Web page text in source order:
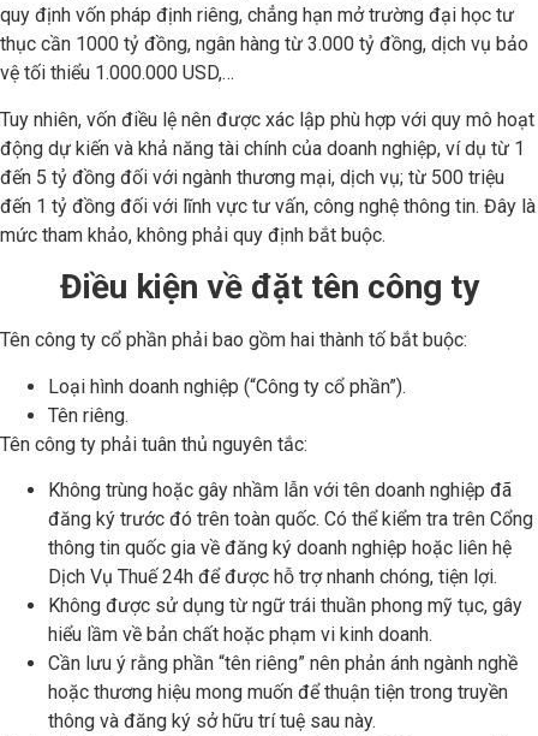
quy định vốn pháp định riêng, chẳng hạn mở trường đại học tư
thục cần 1000 tỷ đồng, ngân hàng từ 3.000 tỷ đồng, dịch vụ bảo
vệ tối thiểu 1.000.000 USD,…
Tuy nhiên, vốn điều lệ nên được xác lập phù hợp với quy mô hoạt
động dự kiến và khả năng tài chính của doanh nghiệp, ví dụ từ 1
đến 5 tỷ đồng đối với ngành thương mại, dịch vụ; từ 500 triệu
đến 1 tỷ đồng đối với lĩnh vực tư vấn, công nghệ thông tin. Đây là
mức tham khảo, không phải quy định bắt buộc.
Điều kiện về đặt tên công ty
Tên công ty cổ phần phải bao gồm hai thành tố bắt buộc:
Loại hình doanh nghiệp (“Công ty cổ phần”).
Tên riêng.
Tên công ty phải tuân thủ nguyên tắc:
Không trùng hoặc gây nhầm lẫn với tên doanh nghiệp đã
đăng ký trước đó trên toàn quốc. Có thể kiểm tra trên Cổng
thông tin quốc gia về đăng ký doanh nghiệp hoặc liên hệ
Dịch Vụ Thuế 24h để được hỗ trợ nhanh chóng, tiện lợi.
Không được sử dụng từ ngữ trái thuần phong mỹ tục, gây
hiểu lầm về bản chất hoặc phạm vi kinh doanh.
Cần lưu ý rằng phần “tên riêng” nên phản ánh ngành nghề
hoặc thương hiệu mong muốn để thuận tiện trong truyền
thông và đăng ký sở hữu trí tuệ sau này.